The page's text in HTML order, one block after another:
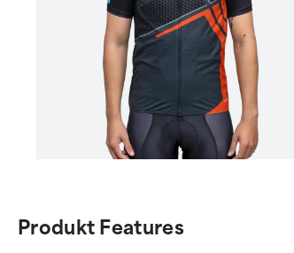
6Produkt Features